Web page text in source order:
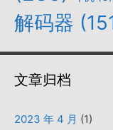
解码器
文章归档
2023 年 4 月 (1)